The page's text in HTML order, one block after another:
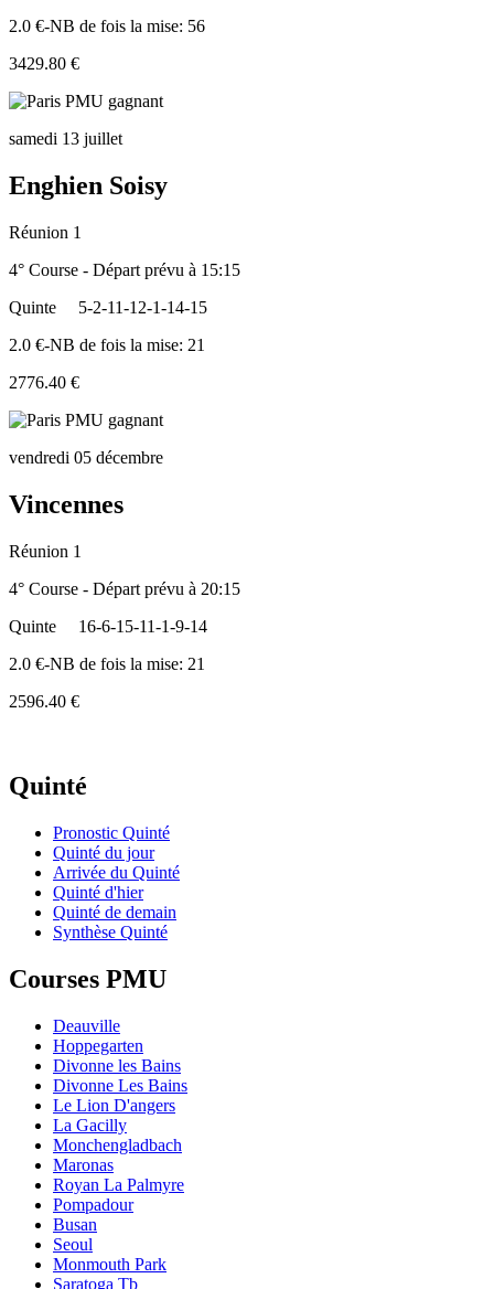
2.0 €-NB de fois la mise: 56
3429.80 €
samedi 13 juillet
Enghien Soisy
Réunion 1
4° Course - Départ prévu à 15:15
Quinte
5-2-11-12-1-14-15
2.0 €-NB de fois la mise: 21
2776.40 €
vendredi 05 décembre
Vincennes
Réunion 1
4° Course - Départ prévu à 20:15
Quinte
16-6-15-11-1-9-14
2.0 €-NB de fois la mise: 21
2596.40 €
Quinté
Pronostic Quinté
Quinté du jour
Arrivée du Quinté
Quinté d'hier
Quinté de demain
Synthèse Quinté
Courses PMU
Deauville
Hoppegarten
Divonne les Bains
Divonne Les Bains
Le Lion D'angers
La Gacilly
Monchengladbach
Maronas
Royan La Palmyre
Pompadour
Busan
Seoul
Monmouth Park
Saratoga Tb